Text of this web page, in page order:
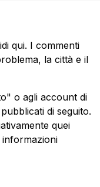
qui. I commenti
la città e il
o agli account di
di seguito.
quei
informazioni